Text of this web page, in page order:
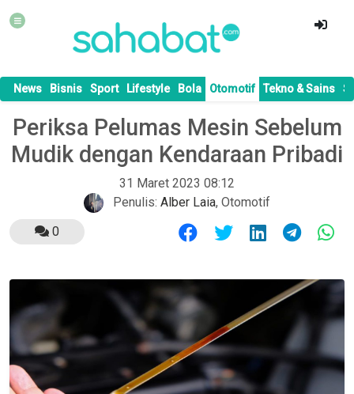
News Bisnis Sport Lifestyle Bola Otomotif Tekno & Sains
Periksa Pelumas Mesin Sebelum
Mudik dengan Kendaraan Pribadi
31 Maret 2023 08:12
Penulis: Alber Laia, Otomotif
0